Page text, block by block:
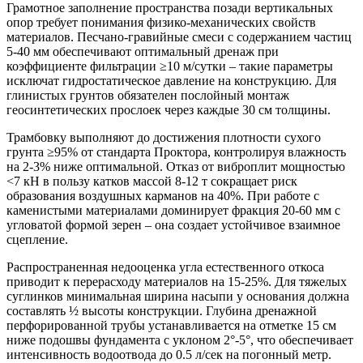
Грамотное заполнение пространства позади вертикальных
опор требует понимания физико-механических свойств
материалов. Песчано-гравийные смеси с содержанием частиц
5-40 мм обеспечивают оптимальный дренаж при
коэффициенте фильтрации ≥10 м/сутки – такие параметры
исключат гидростатическое давление на конструкцию. Для
глинистых грунтов обязателен послойный монтаж
геосинтетических прослоек через каждые 30 см толщины.
Трамбовку выполняют до достижения плотности сухого
грунта ≥95% от стандарта Проктора, контролируя влажность
на 2-3% ниже оптимальной. Отказ от виброплит мощностью
<7 кН в пользу катков массой 8-12 т сокращает риск
образования воздушных карманов на 40%. При работе с
каменистыми материалами доминирует фракция 20-60 мм с
угловатой формой зерен – она создает устойчивое взаимное
сцепление.
Распространенная недооценка угла естественного откоса
приводит к перерасходу материалов на 15-25%. Для тяжелых
суглинков минимальная ширина насыпи у основания должна
составлять ½ высоты конструкции. Глубина дренажной
перфорированной трубы устанавливается на отметке 15 см
ниже подошвы фундамента с уклоном 2°-5°, что обеспечивает
интенсивность водоотвода до 0.5 л/сек на погонный метр.